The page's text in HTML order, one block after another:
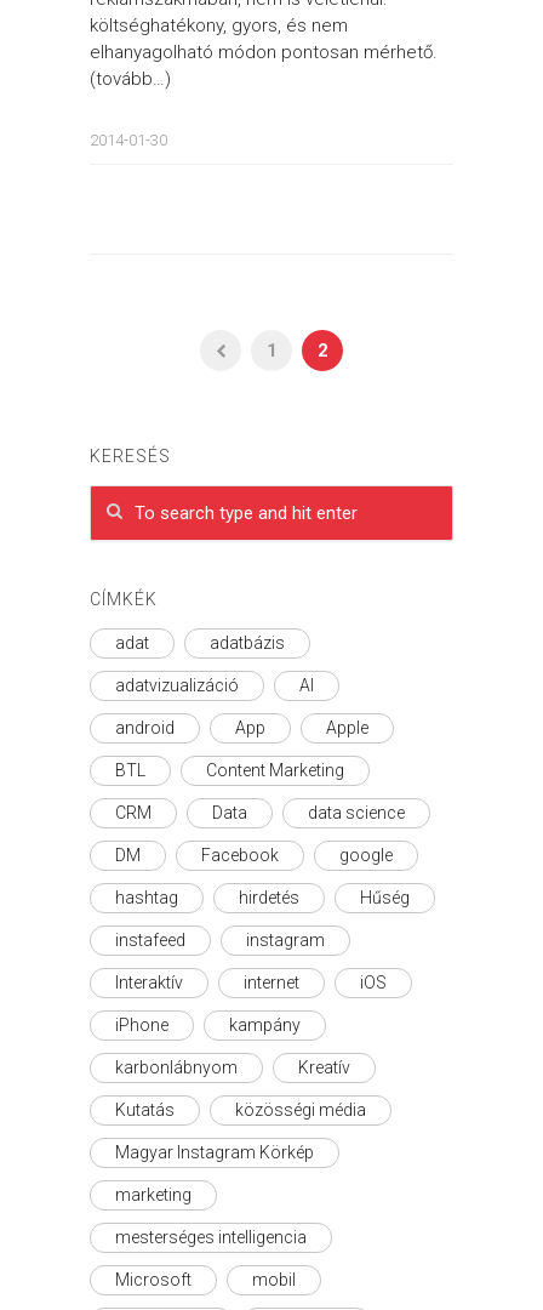
költséghatékony, gyors, és nem
elhanyagolható módon pontosan mérhető.
(tovább…)
2014-01-30
1 2
KERESÉS
CÍMKÉK
adat adatbázis
adatvizualizáció AI
android App Apple
BTL Content Marketing
CRM Data data science
DM Facebook google
hashtag hirdetés Hűség
instafeed instagram
Interaktív internet iOS
iPhone kampány
karbonlábnyom Kreatív
Kutatás közösségi média
Magyar Instagram Körkép
marketing
mesterséges intelligencia
Microsoft mobil